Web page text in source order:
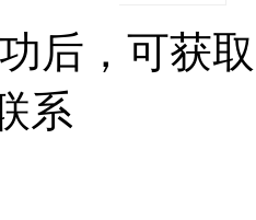
后，可获
系